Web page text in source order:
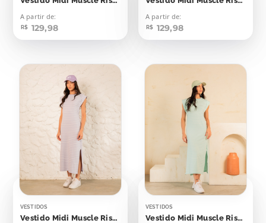
A partir de:
R$ 129,98
A partir de:
R$ 129,98
VESTIDOS
Vestido Midi Muscle Risca de Giz Lilás
VESTIDOS
Vestido Midi Muscle Risca de Giz Verde Bebê